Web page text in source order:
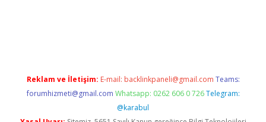
Reklam ve İletişim: E-mail: backlinkpaneli@gmail.com Teams:
forumhizmeti@gmail.com Whatsapp: 0262 606 0 726 Telegram:
@karabul